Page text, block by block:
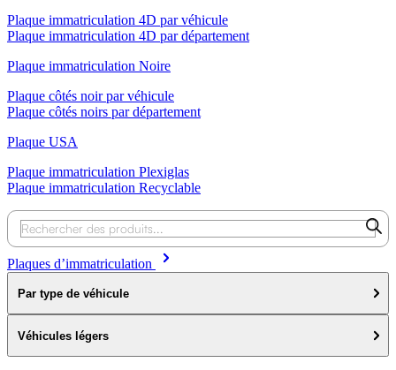
Plaque immatriculation 4D par véhicule
Plaque immatriculation 4D par département
Plaque immatriculation Noire
Plaque côtés noir par véhicule
Plaque côtés noirs par département
Plaque USA
Plaque immatriculation Plexiglas
Plaque immatriculation Recyclable
Recherche
de
Plaques d’immatriculation
Par type de véhicule
Véhicules légers